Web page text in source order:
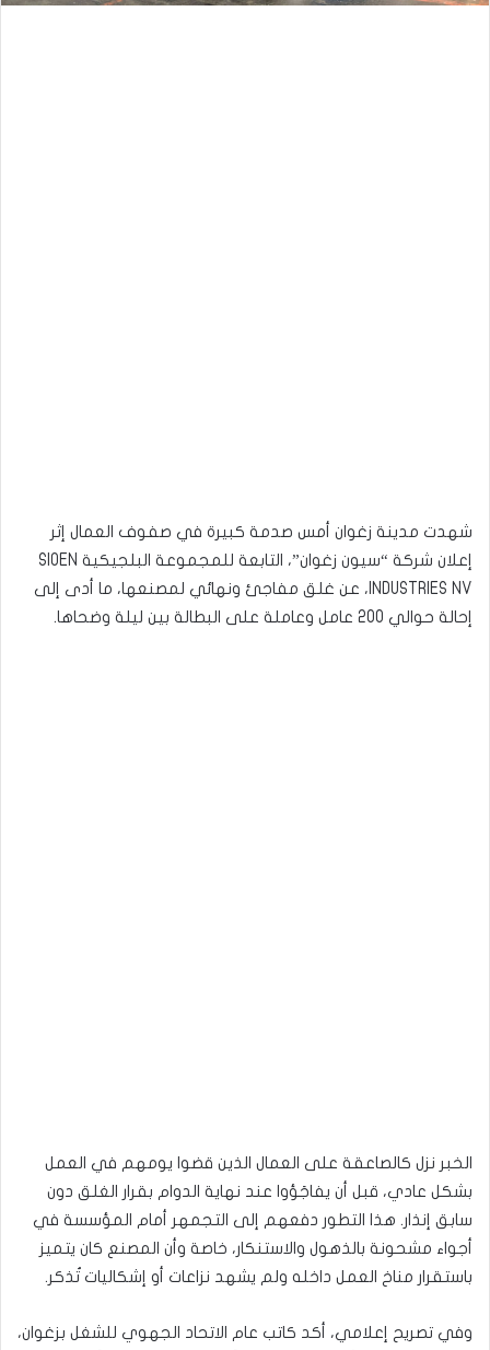
شهدت مدينة زغوان أمس صدمة كبيرة في صفوف العمال إثر
إعلان شركة “سيون زغوان”، التابعة للمجموعة البلجيكية SIOEN
INDUSTRIES NV، عن غلق مفاجئ ونهائي لمصنعها، ما أدى إلى
إحالة حوالي 200 عامل وعاملة على البطالة بين ليلة وضحاها.
الخبر نزل كالصاعقة على العمال الذين قضوا يومهم في العمل
بشكل عادي، قبل أن يفاجَؤوا عند نهاية الدوام بقرار الغلق دون
سابق إنذار. هذا التطور دفعهم إلى التجمهر أمام المؤسسة في
أجواء مشحونة بالذهول والاستنكار، خاصة وأن المصنع كان يتميز
باستقرار مناخ العمل داخله ولم يشهد نزاعات أو إشكاليات تُذكر.
وفي تصريح إعلامي، أكد كاتب عام الاتحاد الجهوي للشغل بزغوان،